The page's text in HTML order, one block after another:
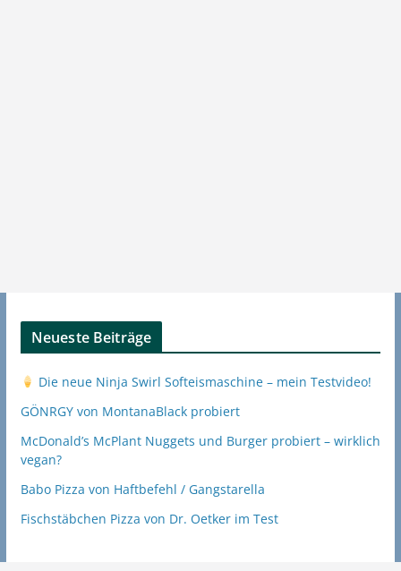
Neueste Beiträge
Die neue Ninja Swirl Softeismaschine – mein Testvideo!
GÖNRGY von MontanaBlack probiert
McDonald’s McPlant Nuggets und Burger probiert – wirklich
vegan?
Babo Pizza von Haftbefehl / Gangstarella
Fischstäbchen Pizza von Dr. Oetker im Test